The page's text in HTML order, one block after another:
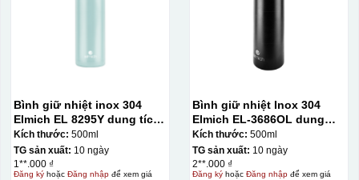
Bình giữ nhiệt inox 304
Elmich EL 8295Y dung tích
500ml
Kích thước: 500ml
TG sản xuất: 10 ngày
1**.000 ₫
Đăng kýhoặc Đăng nhậpđể xem giá
Bình giữ nhiệt Inox 304
Elmich EL-3686OL dung
tích 500ml
Kích thước: 500ml
TG sản xuất: 10 ngày
2**.000 ₫
Đăng kýhoặc Đăng nhậpđể xem giá